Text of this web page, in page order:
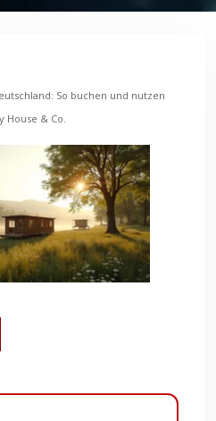
So buchen und nutzen
House & Co.